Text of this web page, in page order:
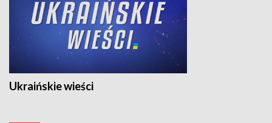
Ukraińskie wieści